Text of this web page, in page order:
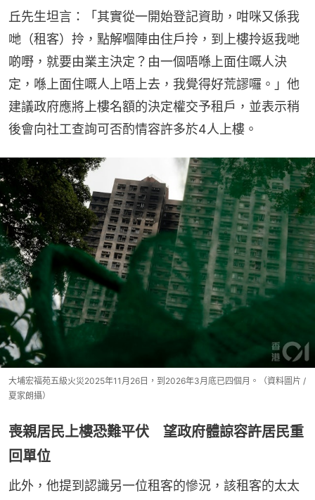
丘先生坦言：「其實從一開始登記資助，咁咪又係我
哋（租客）拎，點解嗰陣由住戶拎，到上樓拎返我哋
啲嘢，就要由業主決定？由一個唔喺上面住嘅人決
定，喺上面住嘅人上唔上去，我覺得好荒謬囉。」他
建議政府應將上樓名額的決定權交予租戶，並表示稍
後會向社工查詢可否酌情容許多於4人上樓。
大埔宏福苑五級火災2025年11月26日，到2026年3月底已四個月。（資料圖片 /
夏家朗攝）
喪親居民上樓恐難平伏 望政府體諒容許居民重
回單位
此外，他提到認識另一位租客的慘況，該租客的太太